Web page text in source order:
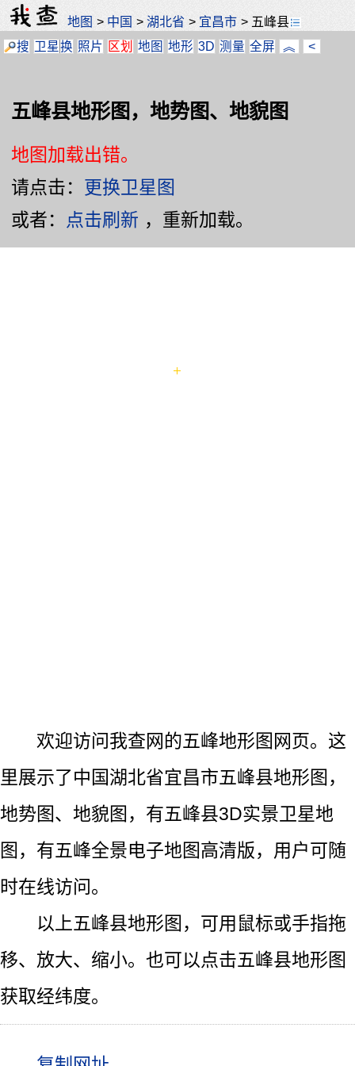
地图 > 中国 >湖北省 > 宜昌市 > 五峰县
搜 卫星换 照片 区划 地图 地形 3D 测量 全屏 ︽ <
五峰县地形图，地势图、地貌图
地图加载出错。
请点击： 更换卫星图
或者： 点击刷新 ，重新加载。
欢迎访问我查网的五峰地形图网页。这
里展示了中国湖北省宜昌市五峰县地形图，
地势图、地貌图，有五峰县3D实景卫星地
图，有五峰全景电子地图高清版，用户可随
时在线访问。
以上五峰县地形图，可用鼠标或手指拖
移、放大、缩小。也可以点击五峰县地形图
获取经纬度。